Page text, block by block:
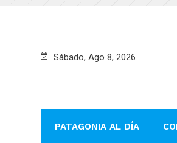
Sábado, Ago 8, 2026
PATAGONIA AL DÍA